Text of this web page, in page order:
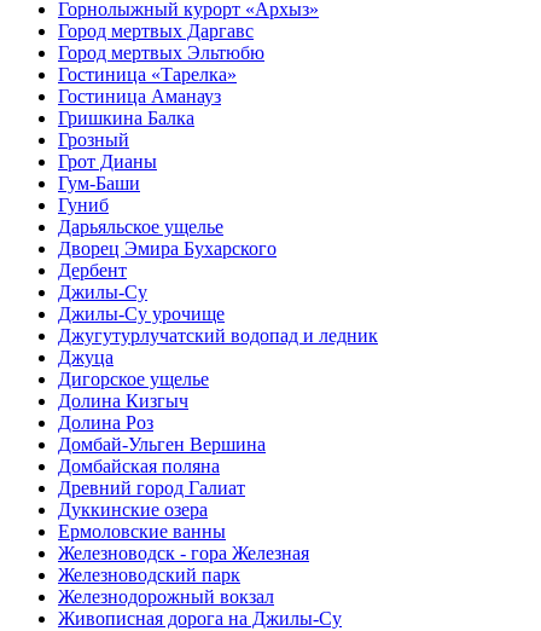
Горнолыжный курорт «Архыз»
Город мертвых Даргавс
Город мертвых Эльтюбю
Гостиница «Тарелка»
Гостиница Аманауз
Гришкина Балка
Грозный
Грот Дианы
Гум-Баши
Гуниб
Дарьяльское ущелье
Дворец Эмира Бухарского
Дербент
Джилы-Су
Джилы-Су урочище
Джугутурлучатский водопад и ледник
Джуца
Дигорское ущелье
Долина Кизгыч
Долина Роз
Домбай-Ульген Вершина
Домбайская поляна
Древний город Галиат
Дуккинские озера
Ермоловские ванны
Железноводск - гора Железная
Железноводский парк
Железнодорожный вокзал
Живописная дорога на Джилы-Су